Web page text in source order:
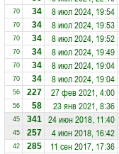
70 34 8 июл 2024, 19:54
70 34 8 июл 2024, 19:53
70 34 8 июл 2024, 19:52
70 34 8 июл 2024, 19:49
70 34 8 июл 2024, 19:04
70 34 8 июл 2024, 19:04
56 227 27 фев 2021, 4:00
56 58 23 янв 2021, 8:36
45 341 24 июн 2018, 11:40
45 257 4 июн 2018, 16:42
42 285 11 сен 2017, 17:36